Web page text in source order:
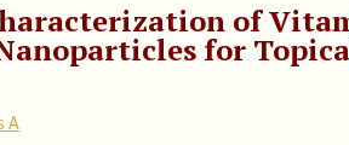
of
for
A